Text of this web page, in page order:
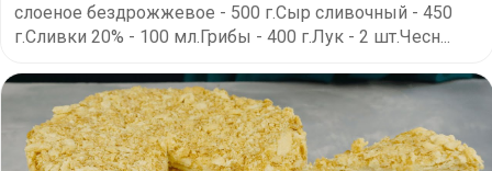
слоеное бездрожжевое - 500 г.Сыр сливочный - 450
г.Сливки 20% - 100 мл.Грибы - 400 г.Лук - 2 шт.Чесн...